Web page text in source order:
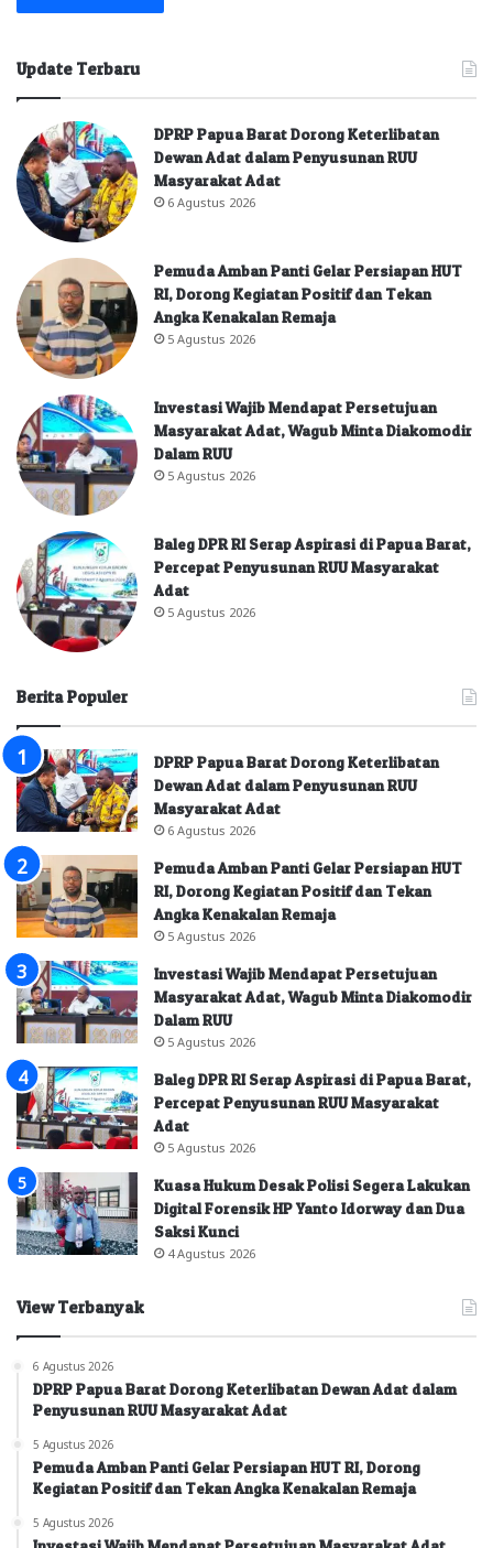
Update Terbaru
DPRP Papua Barat Dorong Keterlibatan
Dewan Adat dalam Penyusunan RUU
Masyarakat Adat
6 Agustus 2026
Pemuda Amban Panti Gelar Persiapan HUT
RI, Dorong Kegiatan Positif dan Tekan
Angka Kenakalan Remaja
5 Agustus 2026
Investasi Wajib Mendapat Persetujuan
Masyarakat Adat, Wagub Minta Diakomodir
Dalam RUU
5 Agustus 2026
Baleg DPR RI Serap Aspirasi di Papua Barat,
Percepat Penyusunan RUU Masyarakat
Adat
5 Agustus 2026
Berita Populer
DPRP Papua Barat Dorong Keterlibatan
Dewan Adat dalam Penyusunan RUU
Masyarakat Adat
6 Agustus 2026
Pemuda Amban Panti Gelar Persiapan HUT
RI, Dorong Kegiatan Positif dan Tekan
Angka Kenakalan Remaja
5 Agustus 2026
Investasi Wajib Mendapat Persetujuan
Masyarakat Adat, Wagub Minta Diakomodir
Dalam RUU
5 Agustus 2026
Baleg DPR RI Serap Aspirasi di Papua Barat,
Percepat Penyusunan RUU Masyarakat
Adat
5 Agustus 2026
Kuasa Hukum Desak Polisi Segera Lakukan
Digital Forensik HP Yanto Idorway dan Dua
Saksi Kunci
4 Agustus 2026
View Terbanyak
6 Agustus 2026
DPRP Papua Barat Dorong Keterlibatan Dewan Adat dalam
Penyusunan RUU Masyarakat Adat
5 Agustus 2026
Pemuda Amban Panti Gelar Persiapan HUT RI, Dorong
Kegiatan Positif dan Tekan Angka Kenakalan Remaja
5 Agustus 2026